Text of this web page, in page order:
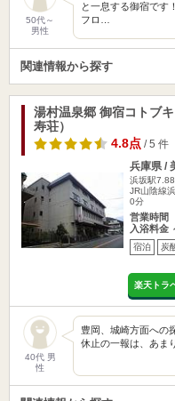
50代～
男性
と一息する御宿です
フロ…
関連情報から探す
湯村温泉郷 御宿コトブ
寿荘）
4.8点/ 5 件
兵庫県 /
浜坂駅
JR山陰線
0分
営業時間
入浴料金
宿泊 炭
楽天トラ
40代 男
性
豊岡、城崎方面への
休止の一報は、あま